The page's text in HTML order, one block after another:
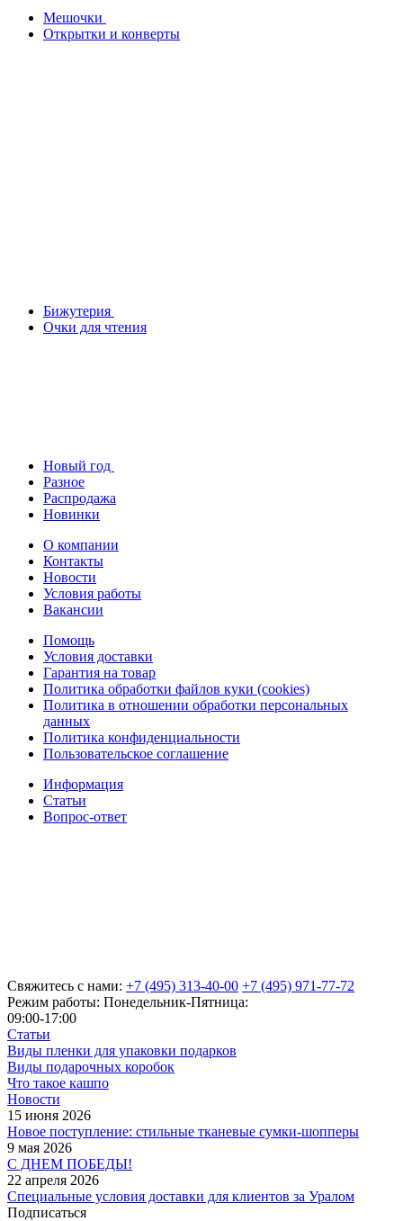
Мешочки
Открытки и конверты
Бижутерия
Очки для чтения
Новый год
Разное
Распродажа
Новинки
О компании
Контакты
Новости
Условия работы
Вакансии
Помощь
Условия доставки
Гарантия на товар
Политика обработки файлов куки (cookies)
Политика в отношении обработки персональных
данных
Политика конфиденциальности
Пользовательское соглашение
Информация
Статьи
Вопрос-ответ
Свяжитесь с нами: +7 (495) 313-40-00 +7 (495) 971-77-72
Режим работы: Понедельник-Пятница:
09:00-17:00
Статьи
Виды пленки для упаковки подарков
Виды подарочных коробок
Что такое кашпо
Новости
15 июня 2026
Новое поступление: стильные тканевые сумки-шопперы
9 мая 2026
С ДНЕМ ПОБЕДЫ!
22 апреля 2026
Специальные условия доставки для клиентов за Уралом
Подписаться